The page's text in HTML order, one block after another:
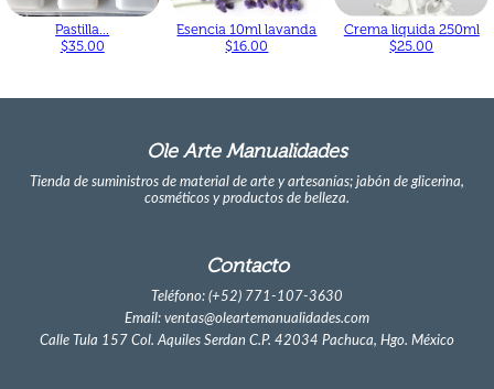
Pastilla...
$35.00
Esencia 10ml lavanda
$16.00
Crema liquida 250ml
$25.00
Ole Arte Manualidades
Tienda de suministros de material de arte y artesanías; jabón de glicerina,
cosméticos y productos de belleza.
Contacto
Teléfono: (+52) 771-107-3630
Email: ventas@oleartemanualidades.com
Calle Tula 157 Col. Aquiles Serdan C.P. 42034 Pachuca, Hgo. México